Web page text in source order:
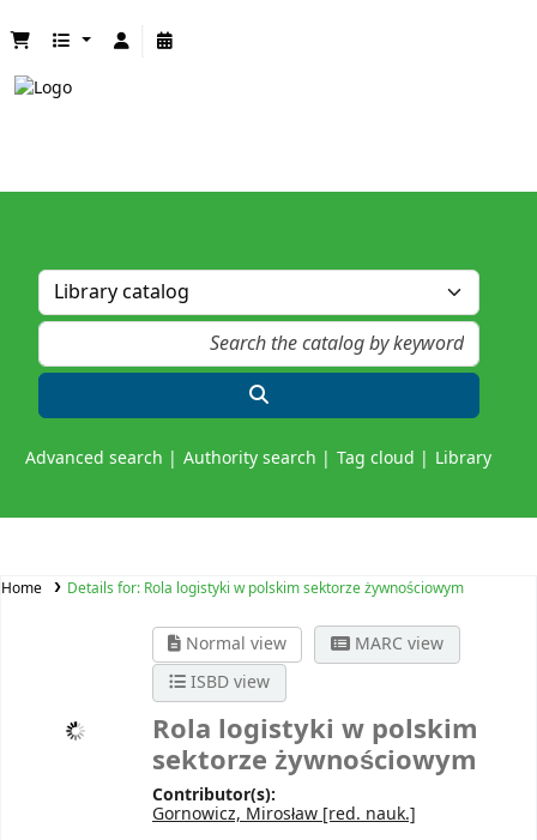
Advanced search Authority search Tag cloud Library
Home Details for: Rola logistyki w polskim sektorze żywnościowym
Normal view
MARC view
ISBD view
Rola logistyki w polskim
sektorze żywnościowym
Contributor(s):
Gornowicz, Mirosław [red. nauk.]